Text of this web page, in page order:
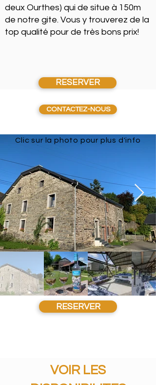
deux Ourthes) qui de situe à 150m
de notre gite. Vous y trouverez de la
top qualité pour de très bons prix!
RESERVER
CONTACTEZ-NOUS
Clic sur la photo pour plus d'info
RESERVER
VOIR LES